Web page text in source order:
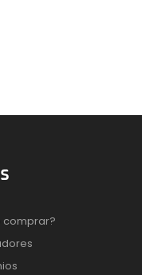
comprar?